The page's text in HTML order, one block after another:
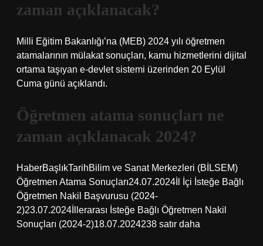
zaman açıklanacak?
Milli Eğitim Bakanlığı’na (MEB) 2024 yılı öğretmen
atamalarının mülakat sonuçları, kamu hizmetlerini dijital
ortama taşıyan e-devlet sistemi üzerinden 20 Eylül
Cuma günü açıklandı.
Öğretmen atama sonuçları ne
zaman açıklanacak 2024?
HaberBaşlıkTarihBilim ve Sanat Merkezleri (BİLSEM)
Öğretmen Atama Sonuçları24.07.2024İl İçi İsteğe Bağlı
Öğretmen Nakil Başvurusu (2024-
2)23.07.2024İllerarası İsteğe Bağlı Öğretmen Nakil
Sonuçları (2024-2)18.07.2024238 satır daha